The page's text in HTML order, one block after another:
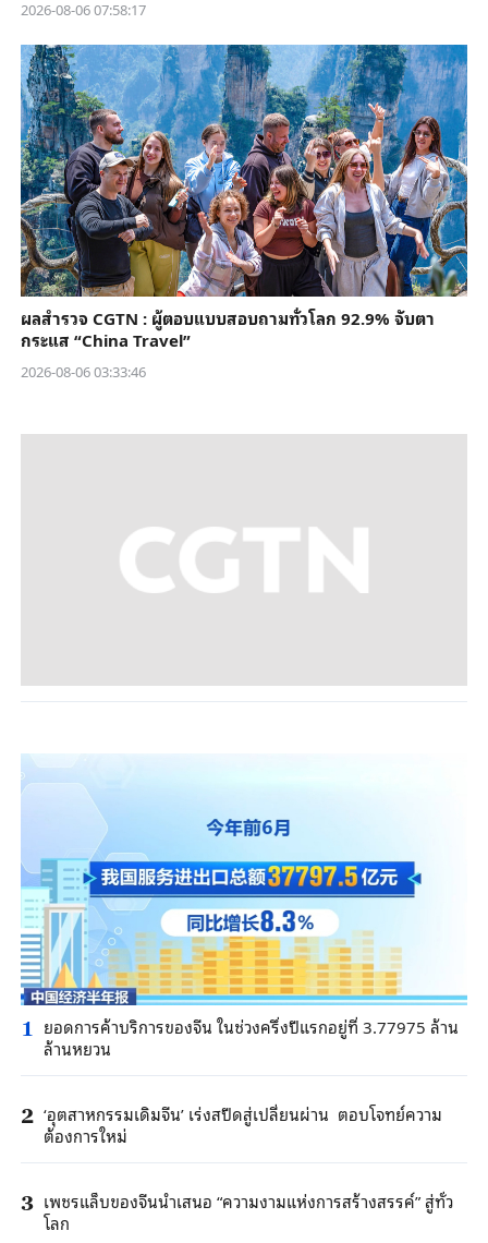
2026-08-06 07:58:17
ผลสำรวจ CGTN : ผู้ตอบแบบสอบถามทั่วโลก 92.9% จับตา
กระแส “China Travel”
2026-08-06 03:33:46
1 ยอดการค้าบริการของจีน ในช่วงครึ่งปีแรกอยู่ที่ 3.77975 ล้าน
ล้านหยวน
2 ‘อุตสาหกรรมเดิมจีน’ เร่งสปีดสู่เปลี่ยนผ่าน ตอบโจทย์ความ
ต้องการใหม่
3 เพชรแล็บของจีนนำเสนอ “ความงามแห่งการสร้างสรรค์” สู่ทั่ว
โลก